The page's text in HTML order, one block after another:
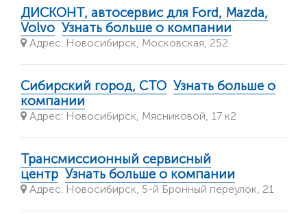
ДИСКОНТ, автосервис для Ford, Mazda,
Volvo Узнать больше о компании
Адрес: Новосибирск, Московская, 252
Сибирский город, СТО Узнать больше о
компании
Адрес: Новосибирск, Мясниковой, 17 к2
Трансмиссионный сервисный
центр Узнать больше о компании
Адрес: Новосибирск, 5-й Бронный переулок, 21